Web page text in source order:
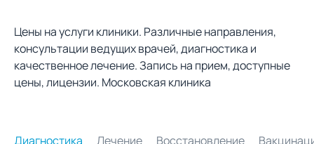
Цены на услуги клиники. Различные направления,
консультации ведущих врачей, диагностика и
качественное лечение. Запись на прием, доступные
цены, лицензии. Московская клиника
Диагностика Лечение Восстановление